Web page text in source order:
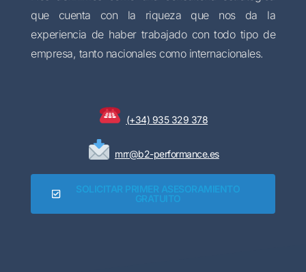
que cuenta con la riqueza que nos da la
experiencia de haber trabajado con todo tipo de
empresa, tanto nacionales como internacionales.
(+34) 935 329 378
mrr@b2-performance.es
SOLICITAR PRIMER ASESORAMIENTO
GRATUITO